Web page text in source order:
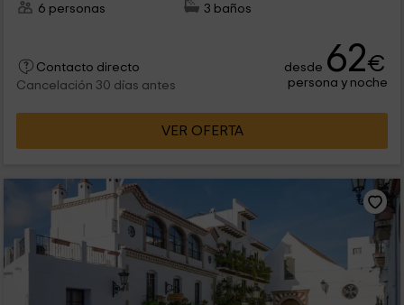
6 personas
3 baños
Contacto directo
Cancelación 30 días antes
desde 62€
persona y noche
VER OFERTA